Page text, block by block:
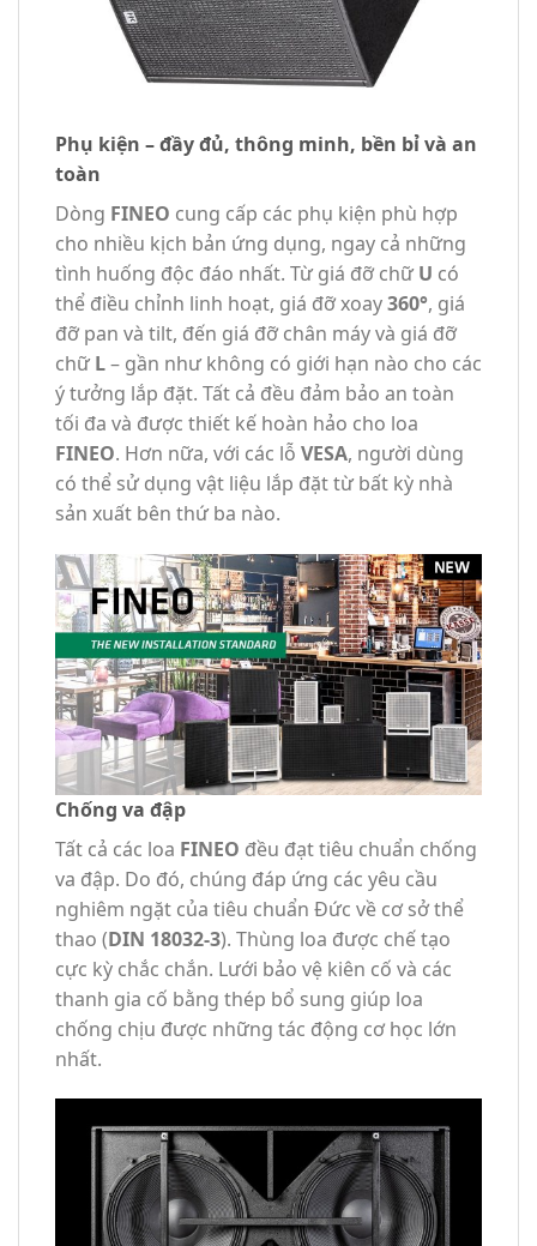
Phụ kiện – đầy đủ, thông minh, bền bỉ và an
toàn
Dòng FINEO cung cấp các phụ kiện phù hợp
cho nhiều kịch bản ứng dụng, ngay cả những
tình huống độc đáo nhất. Từ giá đỡ chữU có
thể điều chỉnh linh hoạt, giá đỡ xoay360°, giá
đỡ pan và tilt, đến giá đỡ chân máy và giá đỡ
chữL– gần như không có giới hạn nào cho các
ý tưởng lắp đặt. Tất cả đều đảm bảo an toàn
tối đa và được thiết kế hoàn hảo cho loa
FINEO. Hơn nữa, với các lỗ VESA, người dùng
có thể sử dụng vật liệu lắp đặt từ bất kỳ nhà
sản xuất bên thứ ba nào.
Chống va đập
Tất cả các loa FINEO đều đạt tiêu chuẩn chống
va đập. Do đó, chúng đáp ứng các yêu cầu
nghiêm ngặt của tiêu chuẩn Đức về cơ sở thể
thao (DIN 18032-3). Thùng loa được chế tạo
cực kỳ chắc chắn. Lưới bảo vệ kiên cố và các
thanh gia cố bằng thép bổ sung giúp loa
chống chịu được những tác động cơ học lớn
nhất.